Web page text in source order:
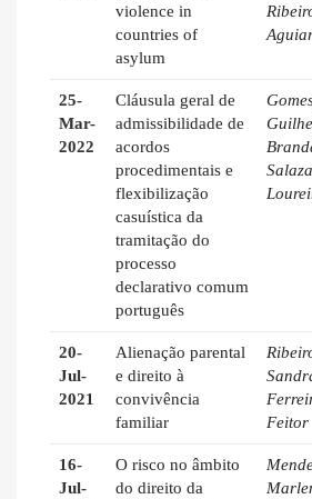
violence in
countries of
asylum
25-
Mar-
2022
Cláusula geral de
admissibilidade de
acordos
procedimentais e
flexibilização
casuística da
tramitação do
processo
declarativo comum
português
20-
Jul-
2021
Alienação parental
e direito à
convivência
familiar
Feitor
16-
Jul-
O risco no âmbito
do direito da